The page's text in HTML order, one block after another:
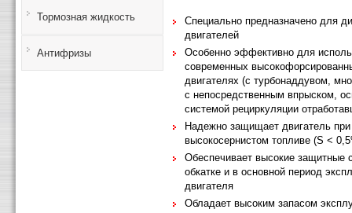
Тормозная жидкость
Антифризы
Специально предназначено для
двигателей
Особенно эффективно для
современных
двигателях (с турбонаддувом,
с непосредственным впрыском,
системой рециркуляции
Надежно защищает двигатель при
высокосернистом топливе (S <
Обеспечивает высокие защитные
обкатке и в основной период
двигателя
Обладает высоким запасом